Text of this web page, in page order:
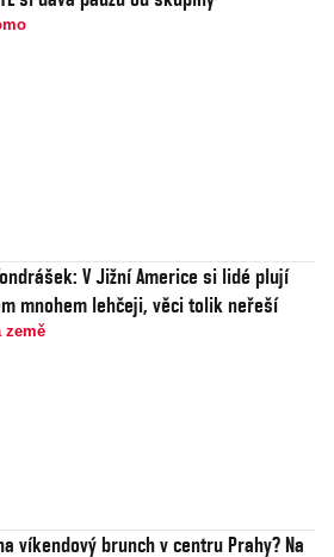
V Jižní Americe si lidé plují
mnohem lehčeji, věci tolik neřeší
země
víkendový brunch v centru Prahy? Na